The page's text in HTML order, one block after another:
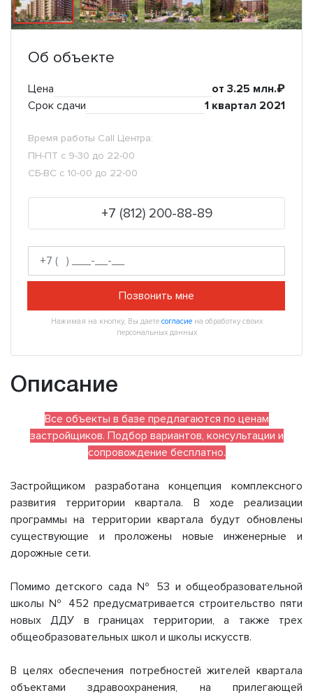
Об объекте
Цена
от 3.25 млн.₽
Срок сдачи
1 квартал 2021
Время работы Call Центра:
ПН-ПТ с 9-30 до 22-00
СБ-ВС с 10-00 до 22-00
+7 (812) 200-88-89
Позвонить мне
Нажимая на кнопку, Вы даете согласиена обработку своих
персональных данных
Описание
Все объекты в базе предлагаются по ценам
застройщиков. Подбор вариантов, консультации и
сопровождение бесплатно.
Застройщиком разработана концепция комплексного
развития территории квартала. В ходе реализации
программы на территории квартала будут обновлены
существующие и проложены новые инженерные и
дорожные сети.
Помимо детского сада № 53 и общеобразовательной
школы № 452 предусматривается строительство пяти
новых ДДУ в границах территории, а также трех
общеобразовательных школ и школы искусств.
В целях обеспечения потребностей жителей квартала
объектами здравоохранения, на прилегающей